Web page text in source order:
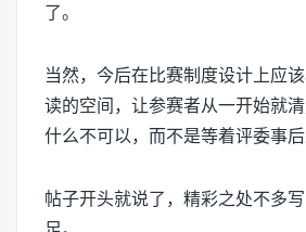
了。
当然，今后在比赛制度设计上应
读的空间，让参赛者从一开始就清
什么不可以，而不是等着评委事后
帖子开头就说了，精彩之处不多